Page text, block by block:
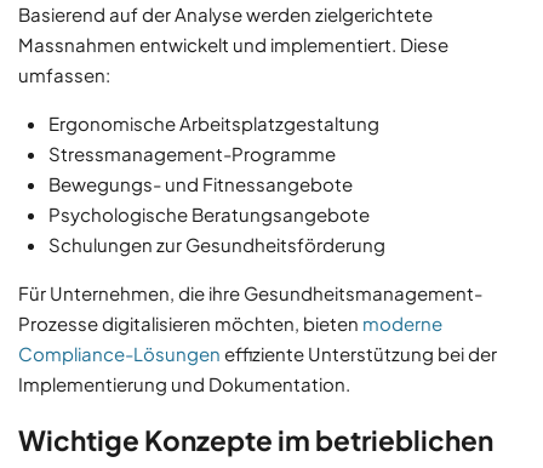
Basierend auf der Analyse werden zielgerichtete
Massnahmen entwickelt und implementiert. Diese
umfassen:
Ergonomische Arbeitsplatzgestaltung
Stressmanagement-Programme
Bewegungs- und Fitnessangebote
Psychologische Beratungsangebote
Schulungen zur Gesundheitsförderung
Für Unternehmen, die ihre Gesundheitsmanagement-
Prozesse digitalisieren möchten, bieten moderne
Compliance-Lösungen effiziente Unterstützung bei der
Implementierung und Dokumentation.
Wichtige Konzepte im betrieblichen